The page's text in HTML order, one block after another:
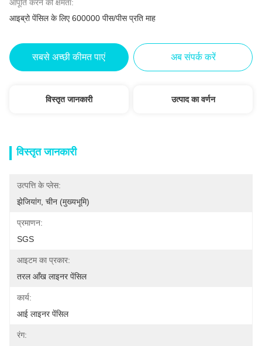
आपूर्ति करने की क्षमता:
आइब्रो पेंसिल के लिए 600000 पीस/पीस प्रति माह
सबसे अच्छी कीमत पाएं अब संपर्क करें
विस्तृत जानकारी उत्पाद का वर्णन
विस्तृत जानकारी
उत्पत्ति के प्लेस:
झेजियांग, चीन (मुख्यभूमि)
प्रमाणन:
SGS
आइटम का प्रकार:
तरल आँख लाइनर पेंसिल
कार्य:
आई लाइनर पेंसिल
रंग: